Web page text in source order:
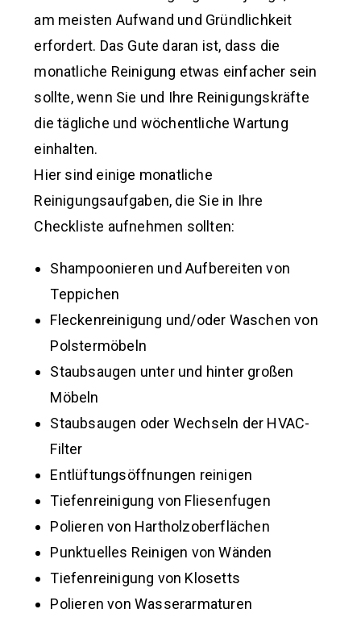
am meisten Aufwand und Gründlichkeit
erfordert. Das Gute daran ist, dass die
monatliche Reinigung etwas einfacher sein
sollte, wenn Sie und Ihre Reinigungskräfte
die tägliche und wöchentliche Wartung
einhalten.
Hier sind einige monatliche
Reinigungsaufgaben, die Sie in Ihre
Checkliste aufnehmen sollten:
Shampoonieren und Aufbereiten von
Teppichen
Fleckenreinigung und/oder Waschen von
Polstermöbeln
Staubsaugen unter und hinter großen
Möbeln
Staubsaugen oder Wechseln der HVAC-
Filter
Entlüftungsöffnungen reinigen
Tiefenreinigung von Fliesenfugen
Polieren von Hartholzoberflächen
Punktuelles Reinigen von Wänden
Tiefenreinigung von Klosetts
Polieren von Wasserarmaturen